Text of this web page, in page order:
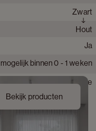
in tijdloze
JUNTOO
Cilinder
Amato Rondo
Zwart
Hout
Marmer
Fineer
Travertin White
Ja
binnen 0 - 1 weken
Bekijk producten